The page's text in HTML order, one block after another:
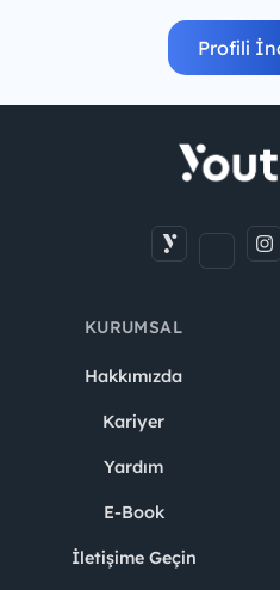
Profili
KURUMSAL
Hakkımızda
Kariyer
Yardım
E-Book
İletişime Geçin